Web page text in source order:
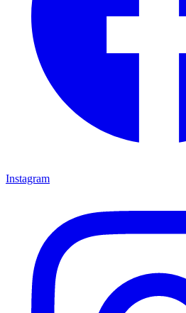
Instagram